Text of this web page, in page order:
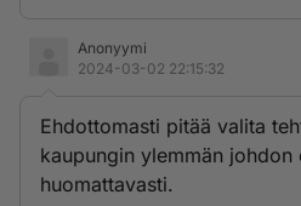
Anonyymi
2024-03-02 22:15:32
Ehdottomasti pitää valita
kaupungin ylemmän johdon
huomattavasti.